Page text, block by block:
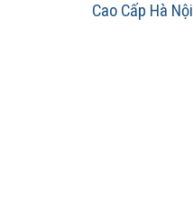
Cao Cấp Hà Nội